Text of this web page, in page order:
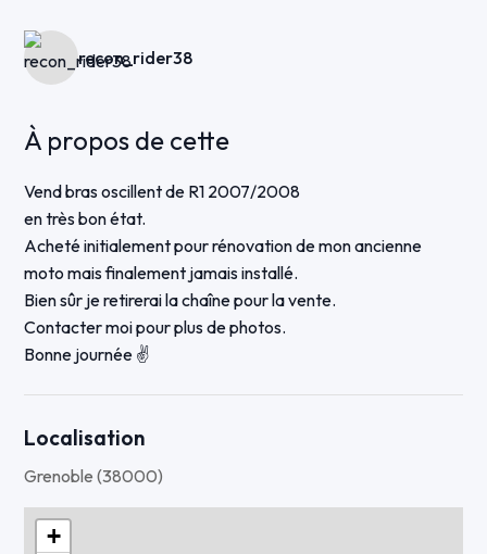
recon_rider38
À propos de cette
Vend bras oscillent de R1 2007/2008
en très bon état.
Acheté initialement pour rénovation de mon ancienne
moto mais finalement jamais installé.
Bien sûr je retirerai la chaîne pour la vente.
Contacter moi pour plus de photos.
Bonne journée ✌️
Localisation
Grenoble (38000)
+